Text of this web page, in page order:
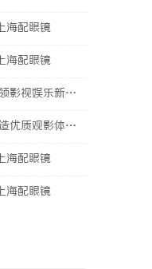
海配眼镜
海配眼镜
时代的内容创新平台
体验的行业新标杆
海配眼镜
海配眼镜